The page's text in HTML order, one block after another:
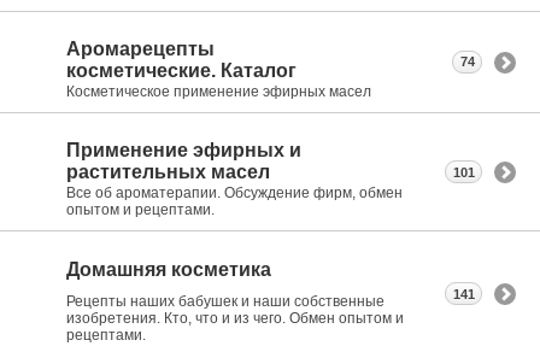
Аромарецепты
косметические. Каталог
Косметическое применение эфирных масел
74
Применение эфирных и
растительных масел
Все об ароматерапии. Обсуждение фирм, обмен
опытом и рецептами.
101
Домашняя косметика
Рецепты наших бабушек и наши собственные
изобретения. Кто, что и из чего. Обмен опытом и
рецептами.
141